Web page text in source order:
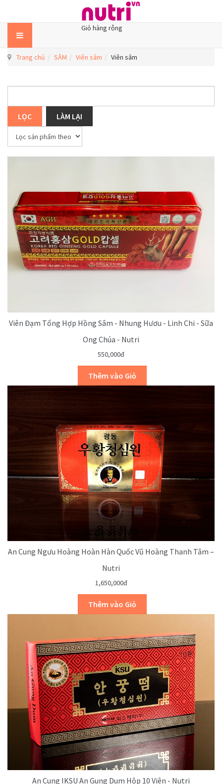
Giỏ hàng rỗng
Trang chủ SÂM Viên sâm Viên sâm
Viên Đạm Tổng Hợp Hồng Sâm - Nhung Hươu - Linh Chi - Sữa
Ong Chúa - Nutri
550,000đ
An Cung Ngưu Hoàng Hoàn Hàn Quốc Vũ Hoàng Thanh Tâm –
Nutri
1,650,000đ
An Cung IKSU An Gung Dum Hộp 10 Viên - Nutri